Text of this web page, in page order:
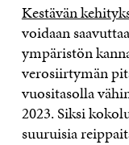
Kestävän
voidaan
ympäristön
verosiirtymän
vuositasolla
2023. Siksi
suuruisia